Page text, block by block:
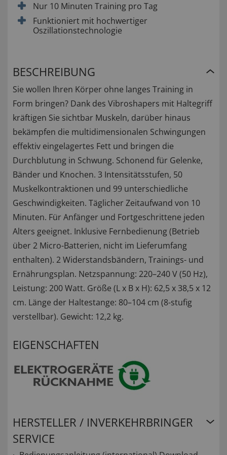
Nur 10 Minuten Training pro Tag
Funktioniert mit hochwertiger
Oszillationstechnologie
BESCHREIBUNG
Sie wollen Ihren Körper ohne langes Training in
Form bringen? Dank des Vibroshapers mit Haltegriff
kräftigen Sie sichtbar Muskeln, darüber hinaus
bekämpfen die multidimensionalen Schwingungen
effektiv eingelagertes Fett und bringen die
Durchblutung in Schwung. Schonend für Gelenke,
Bänder und Knochen. 3 Intensitätsstufen, 50
Muskelkontraktionen und 99 unterschiedliche
Geschwindigkeiten. Täglicher Zeitaufwand von 10
Minuten. Für Anfänger und Fortgeschrittene jeden
Alters geeignet. Inklusive Fernbedienung (Betrieb
über 2 Micro-Batterien, nicht im Lieferumfang
enthalten). 2 Widerstandsbändern, Trainings- und
Ernährungsplan. Netzspannung: 220–240 V (50 Hz),
Leistung: 200 Watt. Größe (L x B x H): 62,5 x 38,5 x 12
cm. Länge der Haltestange: 80–104 cm (8-stufig
verstellbar). Gewicht: 12,2 kg.
EIGENSCHAFTEN
HERSTELLER / INVERKEHRBRINGER
SERVICE